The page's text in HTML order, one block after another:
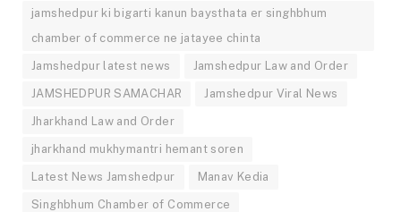
jamshedpur ki bigarti kanun baysthata er singhbhum
chamber of commerce ne jatayee chinta
Jamshedpur latest news Jamshedpur Law and Order
JAMSHEDPUR SAMACHAR Jamshedpur Viral News
Jharkhand Law and Order
jharkhand mukhymantri hemant soren
Latest News Jamshedpur Manav Kedia
Singhbhum Chamber of Commerce